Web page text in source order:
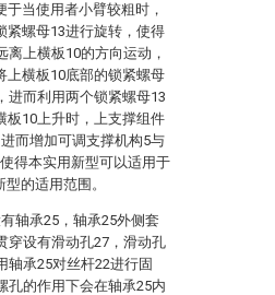
当使用者小臂较粗时，
紧螺母13进行旋转，使得
上横板10的方向运动，
上横板10底部的锁紧螺母
进而利用两个锁紧螺母13
板10上升时，上支撑组件
而增加可调支撑机构5与
得本实用新型可以适用于
的适用范围。
轴承25，轴承25外侧套
穿设有滑动孔27，滑动孔
轴承25对丝杆22进行固
孔的作用下会在轴承25内